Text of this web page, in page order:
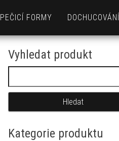
PEČICÍ FORMY DOCHUCOVÁNÍ
Vyhledat produkt
Kategorie produktu